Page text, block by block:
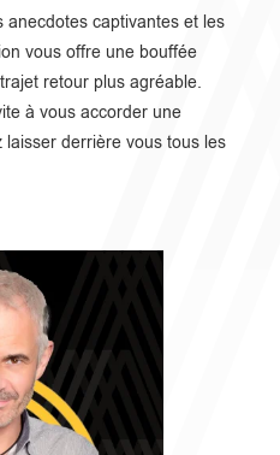
anecdotes captivantes et les
vous offre une bouffée
retour plus agréable.
à vous accorder une
derrière vous tous les